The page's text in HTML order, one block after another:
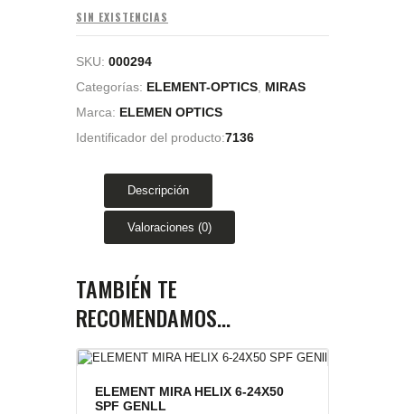
SIN EXISTENCIAS
SKU: 000294
Categorías: ELEMENT-OPTICS, MIRAS
Marca: ELEMEN OPTICS
Identificador del producto:7136
Descripción
Valoraciones (0)
TAMBIÉN TE
RECOMENDAMOS…
ELEMENT MIRA HELIX 6-24X50
SPF GENLL